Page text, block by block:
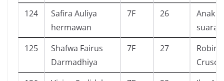
124
Safira Auliya
hermawan
7F 26
Anak
suara
125
Shafwa Fairus
Darmadhiya
7F 27
Crusoe